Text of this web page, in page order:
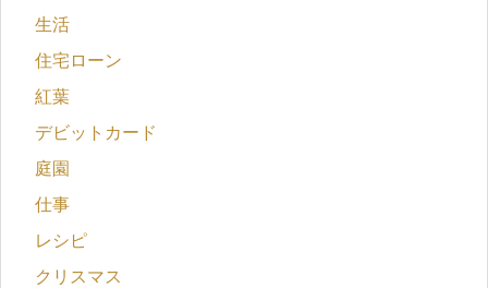
生活
住宅ローン
紅葉
デビットカード
庭園
仕事
レシピ
クリスマス